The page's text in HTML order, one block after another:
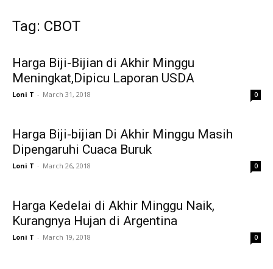
Tag: CBOT
Harga Biji-Bijian di Akhir Minggu
Meningkat,Dipicu Laporan USDA
Loni T - March 31, 2018 0
Harga Biji-bijian Di Akhir Minggu Masih
Dipengaruhi Cuaca Buruk
Loni T - March 26, 2018 0
Harga Kedelai di Akhir Minggu Naik,
Kurangnya Hujan di Argentina
Loni T - March 19, 2018 0